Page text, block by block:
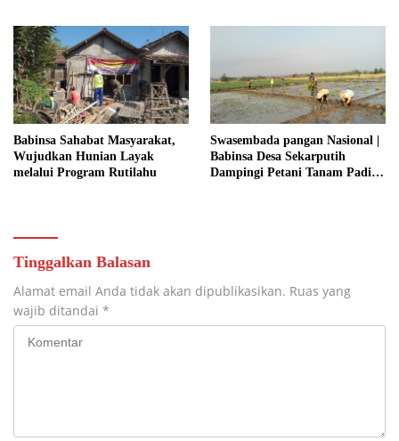
ROYONG DAN
KEMANUNGGALAN TNI-
RAKYAT
Babinsa Sahabat Masyarakat,
Wujudkan Hunian Layak
melalui Program Rutilahu
Swasembada pangan Nasional |
Babinsa Desa Sekarputih
Dampingi Petani Tanam Padi,
Tinggalkan Balasan
Alamat email Anda tidak akan dipublikasikan. Ruas yang
wajib ditandai *